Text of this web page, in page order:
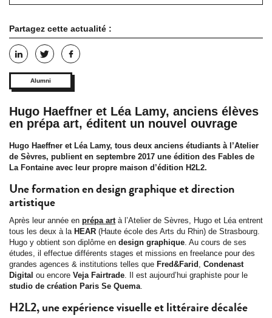
Partagez cette actualité :
Alumni
Hugo Haeffner et Léa Lamy, anciens élèves
en prépa art, éditent un nouvel ouvrage
Hugo Haeffner et Léa Lamy, tous deux anciens étudiants à l’Atelier
de Sèvres, publient en septembre 2017 une édition des Fables de
La Fontaine avec leur propre maison d’édition H2L2.
Une formation en design graphique et direction
artistique
Après leur année en prépa artà l’Atelier de Sèvres, Hugo et Léa entrent
tous les deux à la HEAR (Haute école des Arts du Rhin) de Strasbourg.
Hugo y obtient son diplôme en design graphique. Au cours de ses
études, il effectue différents stages et missions en freelance pour des
grandes agences & institutions telles que Fred&Farid , Condenast
Digital ou encore Veja Fairtrade. Il est aujourd’hui graphiste pour le
studio de création Paris Se Quema.
H2L2, une expérience visuelle et littéraire décalée